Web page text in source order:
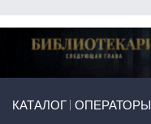
КАТАЛОГ ОПЕРАТОРЫ